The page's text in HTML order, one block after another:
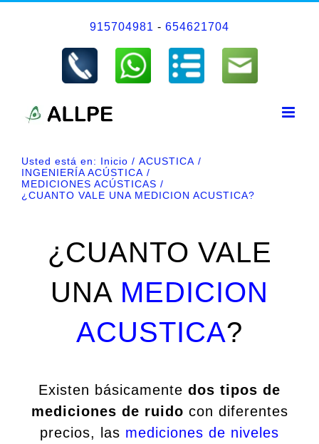
915704981 - 654621704
Usted está en: Inicio
ACUSTICA
INGENIERÍA ACÚSTICA
MEDICIONES ACÚSTICAS
¿CUANTO VALE UNA MEDICION ACUSTICA?
¿CUANTO VALE
UNA MEDICION
ACUSTICA?
Existen básicamente dos tipos de
mediciones de ruido con diferentes
precios, las mediciones de niveles